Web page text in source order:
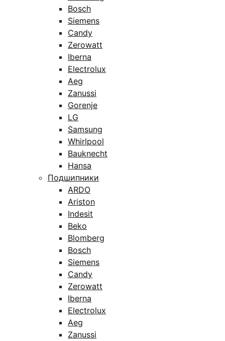
Bosch
Siemens
Candy
Zerowatt
Iberna
Electrolux
Aeg
Zanussi
Gorenje
LG
Samsung
Whirlpool
Bauknecht
Hansa
Подшипники
ARDO
Ariston
Indesit
Beko
Blomberg
Bosch
Siemens
Candy
Zerowatt
Iberna
Electrolux
Aeg
Zanussi